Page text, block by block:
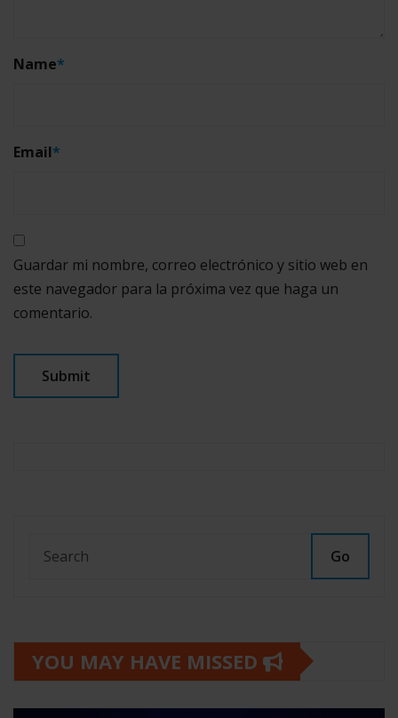
Name*
Email*
Guardar mi nombre, correo electrónico y sitio web en
este navegador para la próxima vez que haga un
comentario.
Go
YOU MAY HAVE MISSED